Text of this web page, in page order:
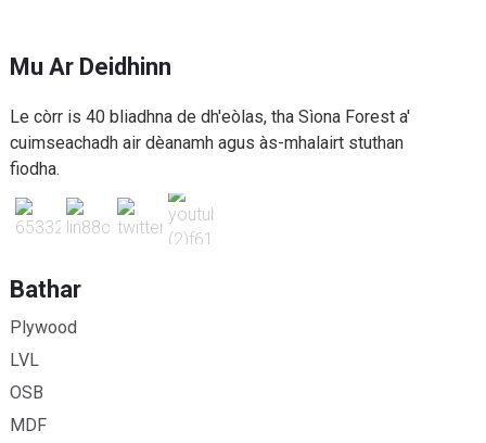
Mu Ar Deidhinn
Le còrr is 40 bliadhna de dh'eòlas, tha Sìona Forest a'
cuimseachadh air dèanamh agus às-mhalairt stuthan
fiodha.
Bathar
Plywood
LVL
OSB
MDF